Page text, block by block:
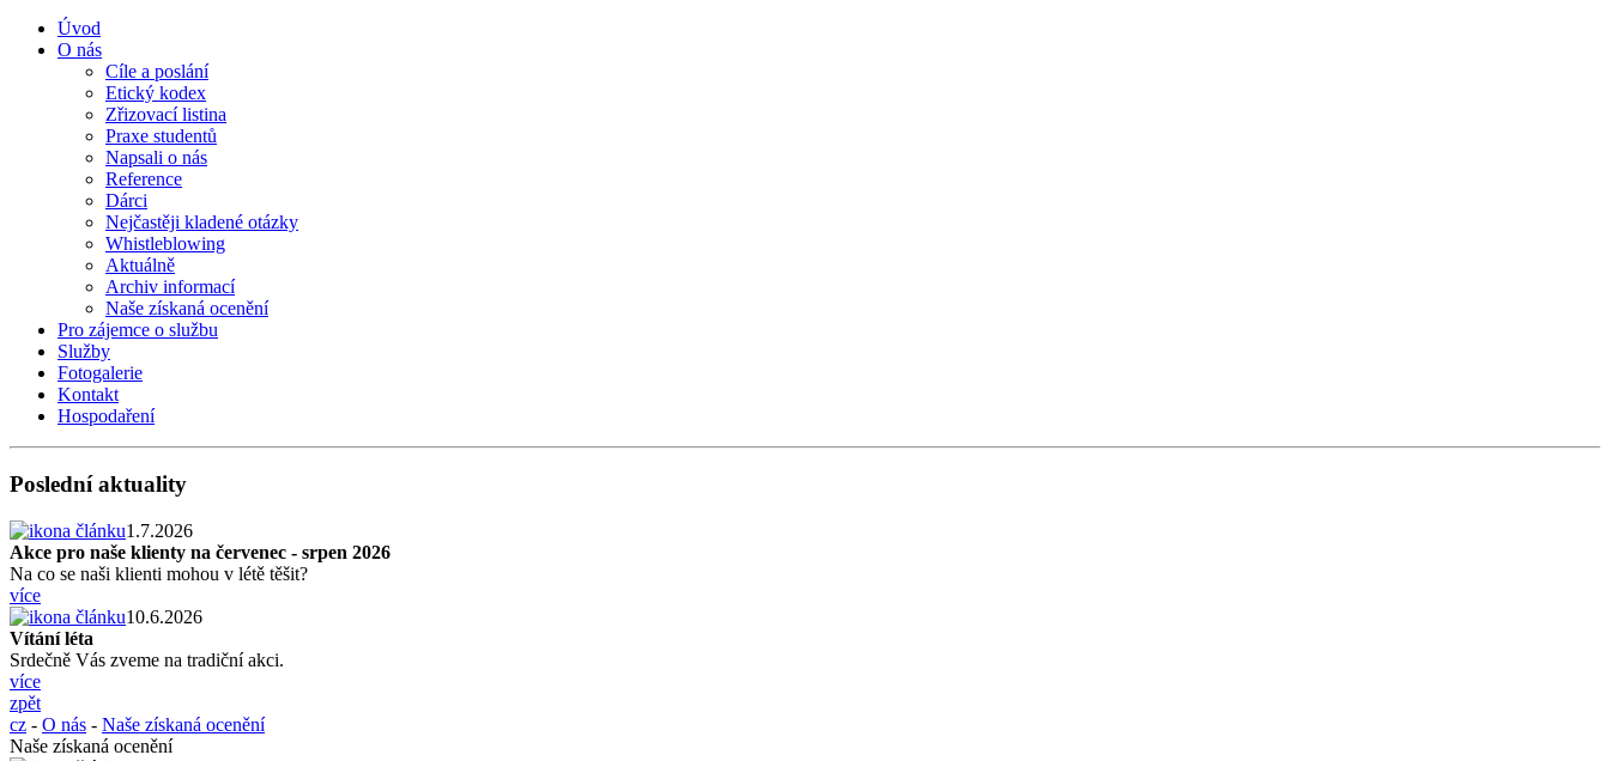
Úvod
O nás
Cíle a poslání
Etický kodex
Zřizovací listina
Praxe studentů
Napsali o nás
Reference
Dárci
Nejčastěji kladené otázky
Whistleblowing
Aktuálně
Archiv informací
Naše získaná ocenění
Pro zájemce o službu
Služby
Fotogalerie
Kontakt
Hospodaření
Poslední aktuality
1.7.2026
Akce pro naše klienty na červenec - srpen 2026
Na co se naši klienti mohou v létě těšit?
více
10.6.2026
Vítání léta
Srdečně Vás zveme na tradiční akci.
více
zpět
cz - O nás - Naše získaná ocenění
Naše získaná ocenění